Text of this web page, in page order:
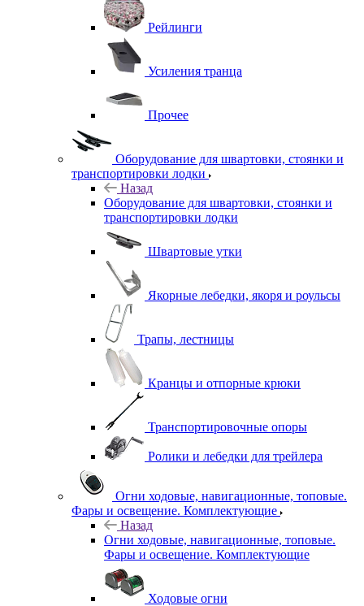
Рейлинги
Усиления транца
Прочее
Оборудование для швартовки, стоянки и
транспортировки лодки
Назад
Оборудование для швартовки, стоянки и
транспортировки лодки
Швартовые утки
Якорные лебедки, якоря и роульсы
Трапы, лестницы
Кранцы и отпорные крюки
Транспортировочные опоры
Ролики и лебедки для трейлера
Огни ходовые, навигационные, топовые.
Фары и освещение. Комплектующие
Назад
Огни ходовые, навигационные, топовые.
Фары и освещение. Комплектующие
Ходовые огни